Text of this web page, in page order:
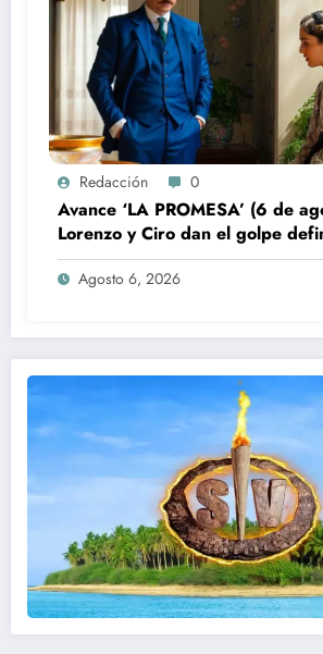
Redacción 0
Avance ‘LA PROMESA’ (6 de
Lorenzo y Ciro dan el golpe
contra Manuel
Agosto 6, 2026